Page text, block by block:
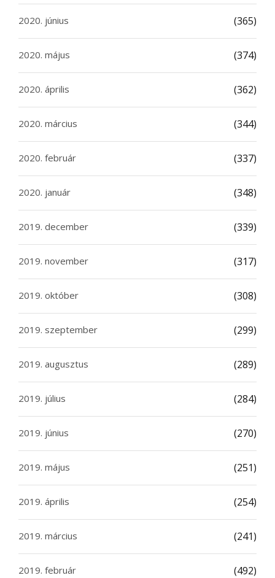
2020. június (365)
2020. május (374)
2020. április (362)
2020. március (344)
2020. február (337)
2020. január (348)
2019. december (339)
2019. november (317)
2019. október (308)
2019. szeptember (299)
2019. augusztus (289)
2019. július (284)
2019. június (270)
2019. május (251)
2019. április (254)
2019. március (241)
2019. február (492)